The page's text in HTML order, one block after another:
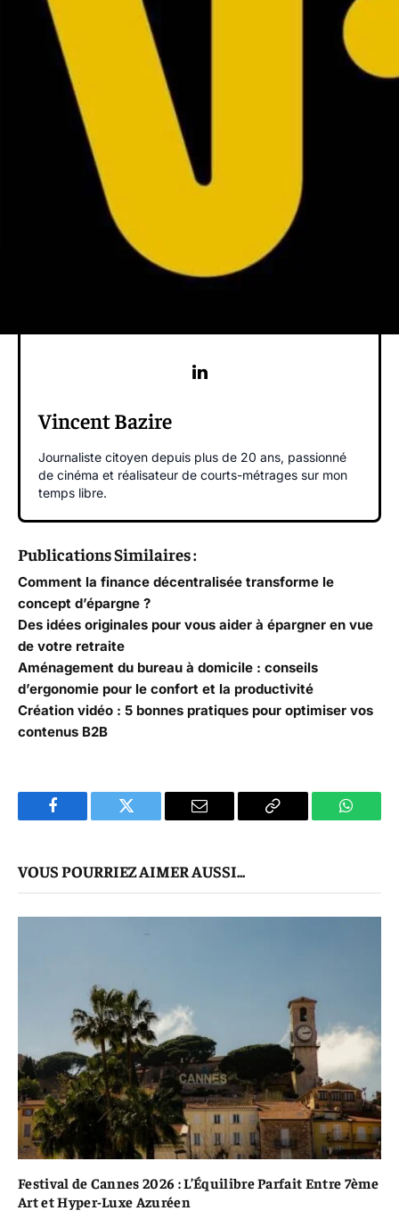
Vincent Bazire
Journaliste citoyen depuis plus de 20 ans, passionné
de cinéma et réalisateur de courts-métrages sur mon
temps libre.
Publications Similaires :
Comment la finance décentralisée transforme le
concept d’épargne ?
Des idées originales pour vous aider à épargner en vue
de votre retraite
Aménagement du bureau à domicile : conseils
d’ergonomie pour le confort et la productivité
Création vidéo : 5 bonnes pratiques pour optimiser vos
contenus B2B
Facebook Twitter
E-
Copier
VOUS POURRIEZ AIMER AUSSI...
Festival de Cannes 2026 : L’Équilibre Parfait Entre 7ème
Art et Hyper-Luxe Azuréen